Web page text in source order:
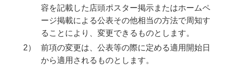
容を記載した店頭ポスター掲示またはホームペ
ージ掲載による公表その他相当の方法で周知す
ることにより、変更できるものとします。
2）
前項の変更は、公表等の際に定める適用開始日
から適用されるものとします。